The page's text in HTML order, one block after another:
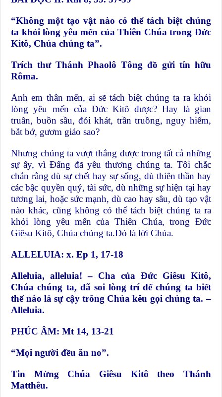
“Không một tạo vật nào có thể tách biệt chúng
ta khỏi lòng yêu mến của Thiên Chúa trong Đức
Kitô, Chúa chúng ta”.
Trích thư Thánh Phaolô Tông đồ gửi tín hữu
Rôma.
Anh em thân mến, ai sẽ tách biệt chúng ta ra khỏi
lòng yêu mến của Đức Kitô được? Hay là gian
truân, buồn sầu, đói khát, trần truồng, nguy hiểm,
bắt bớ, gươm giáo sao?
Nhưng chúng ta vượt thắng được trong tất cả những
sự ấy, vì Đấng đã yêu thương chúng ta. Tôi chắc
chắn rằng dù sự chết hay sự sống, dù thiên thần hay
các bậc quyền quý, tài sức, dù những sự hiện tại hay
tương lai, hoặc sức mạnh, dù cao hay sâu, dù tạo vật
nào khác, cũng không có thể tách biệt chúng ta ra
khỏi lòng yêu mến của Thiên Chúa, trong Đức
Giêsu Kitô, Chúa chúng ta.Đó là lời Chúa.
ALLELUIA: x. Ep 1, 17-18
Alleluia, alleluia! – Cha của Đức Giêsu Kitô,
Chúa chúng ta, đã soi lòng trí để chúng ta biết
thế nào là sự cậy trông Chúa kêu gọi chúng ta. –
Alleluia.
PHÚC ÂM: Mt 14, 13-21
“Mọi người đều ăn no”.
Tin Mừng Chúa Giêsu Kitô theo Thánh
Matthêu.